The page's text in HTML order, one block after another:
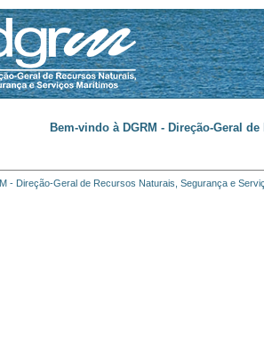
Bem-vindo à DGRM - Direção-Geral
- Direção-Geral de Recursos Naturais, Segurança e